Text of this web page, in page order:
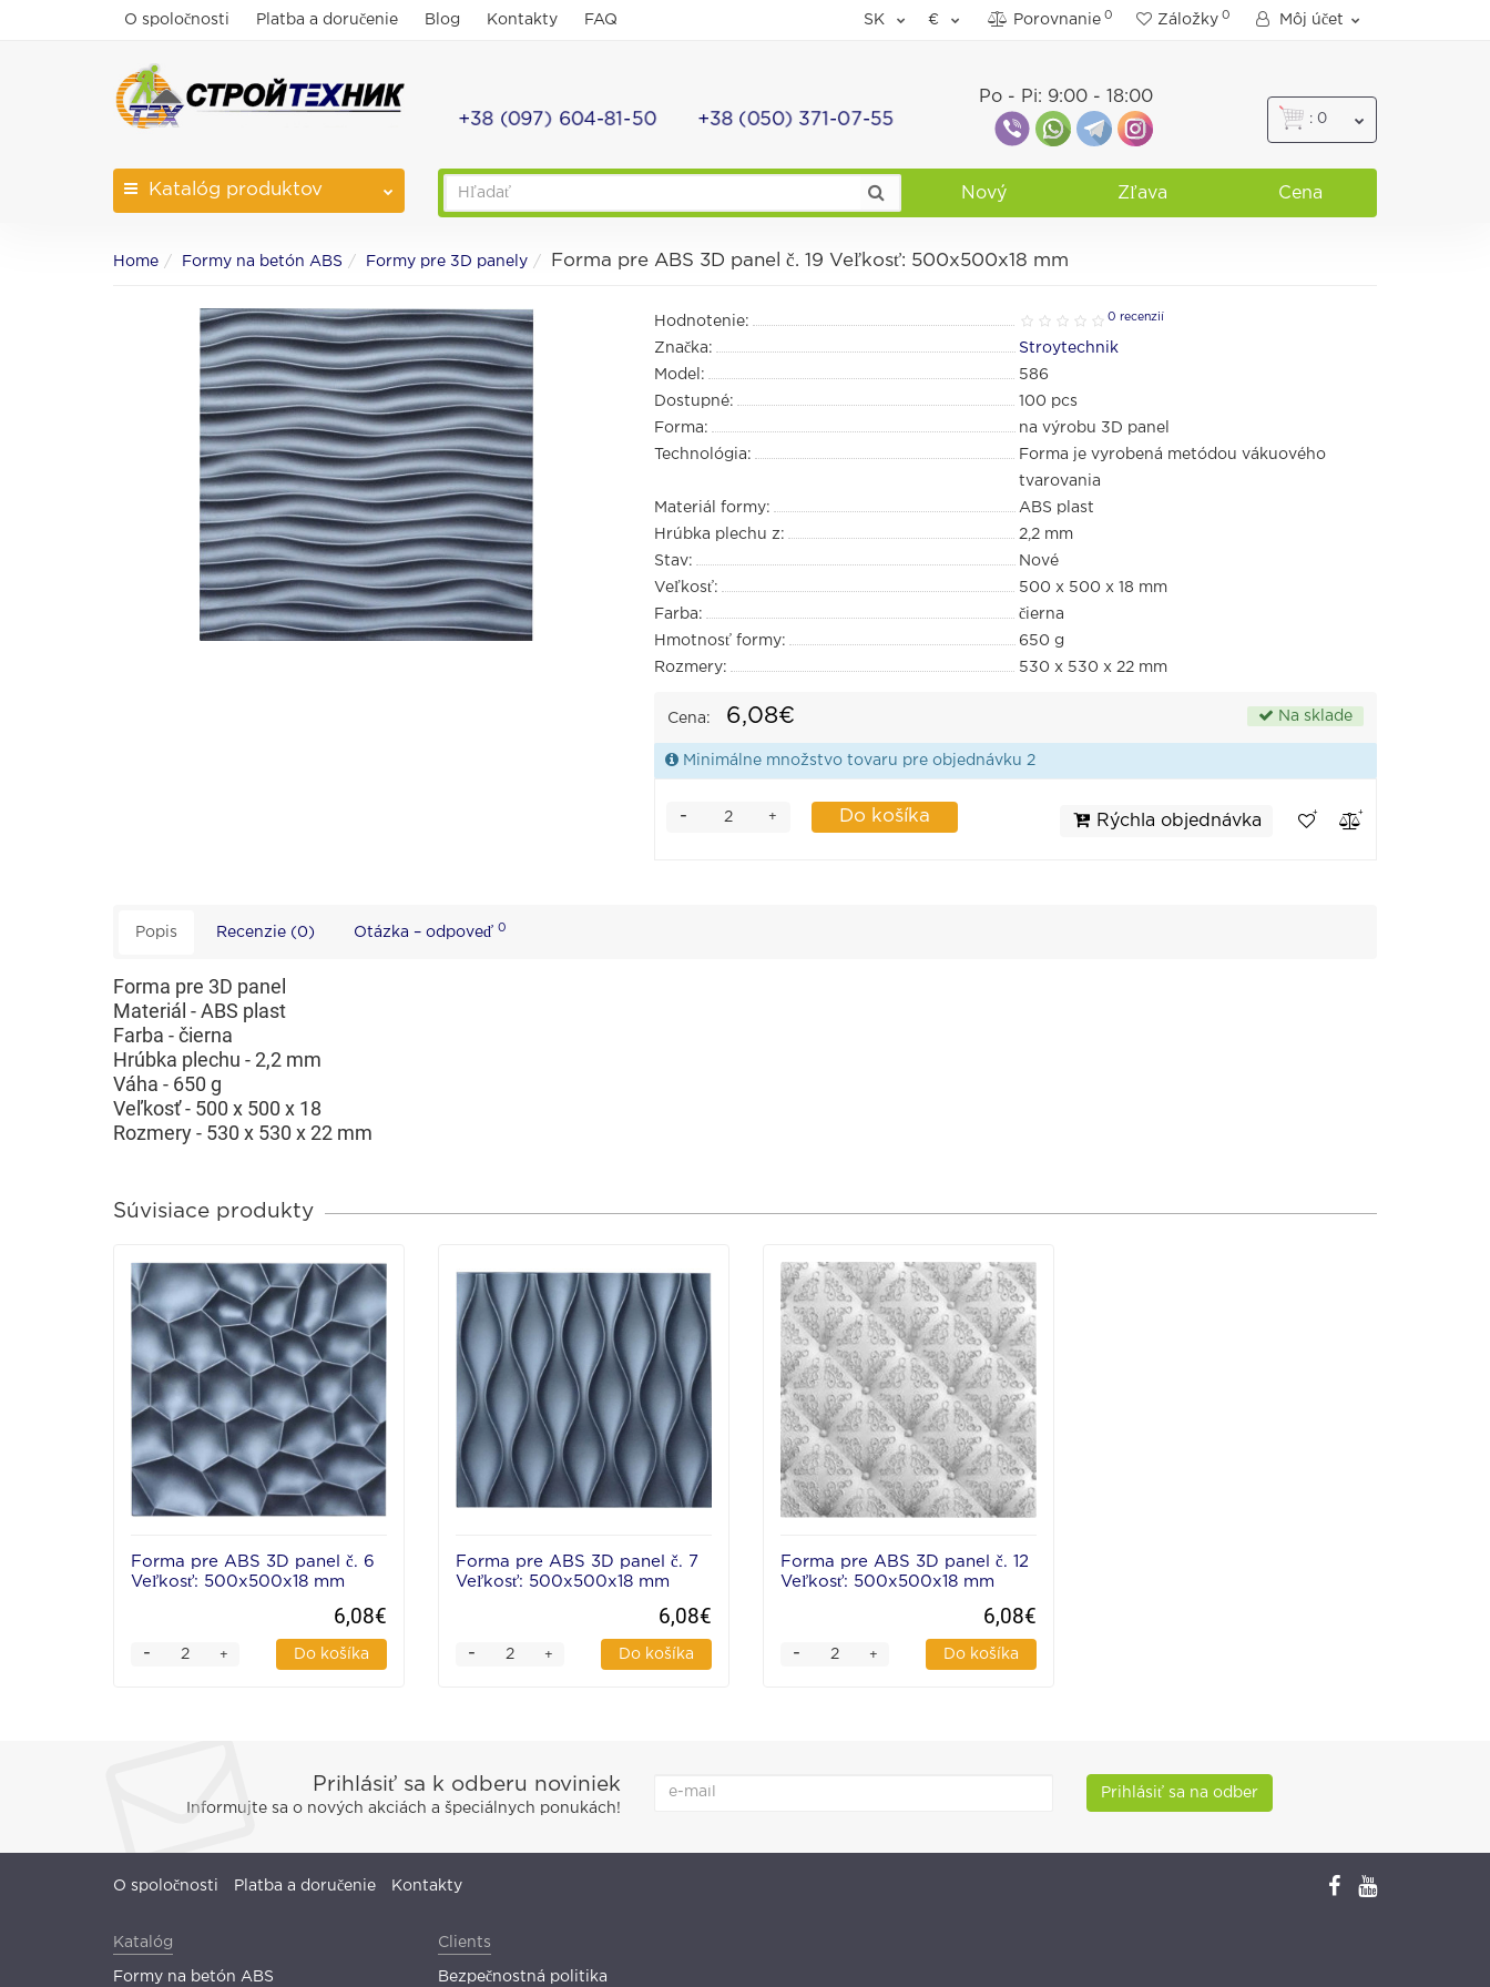
O spoločnosti Platba a doručenie Blog Kontakty FAQ SK € Porovnanie 0 Záložky 0 Môj účet
+38 (097) 604-81-50 +38 (050) 371-07-55
Po - Pi: 9:00 - 18:00
: 0
Katalóg produktov Nový Zľava Cena
Home Formy na betón ABS Formy pre 3D panely Forma pre ABS 3D panel č. 19 Veľkosť: 500x500x18 mm
Hodnotenie: 0 recenzií
Značka:
Stroytechnik
Model:
586
Dostupné:
100 pcs
Forma:
na výrobu 3D panel
Technológia:
Forma je vyrobená metódou vákuového
tvarovania
Materiál formy:
ABS plast
Hrúbka plechu z:
2,2 mm
Stav:
Nové
Veľkosť:
500 x 500 x 18 mm
Farba:
čierna
Hmotnosť formy:
650 g
Rozmery:
530 x 530 x 22 mm
Cena: 6,08€ Na sklade
Minimálne množstvo tovaru pre objednávku 2
+
- Do košíka Rýchla objednávka
Popis Recenzie (0) Otázka – odpoveď 0
Forma pre 3D panel
Materiál - ABS plast
Farba - čierna
Hrúbka plechu - 2,2 mm
Váha - 650 g
Veľkosť - 500 x 500 x 18
Rozmery - 530 x 530 x 22 mm
Súvisiace produkty
Forma pre ABS 3D panel č. 6
Veľkosť: 500x500x18 mm
6,08€
+
- Do košíka
Forma pre ABS 3D panel č. 7
Veľkosť: 500x500x18 mm
6,08€
+
- Do košíka
Forma pre ABS 3D panel č. 12
Veľkosť: 500x500x18 mm
6,08€
+
- Do košíka
Prihlásiť sa k odberu noviniek
Informujte sa o nových akciách a špeciálnych ponukách!
Prihlásiť sa na odber
O spoločnosti Platba a doručenie Kontakty
Katalóg
Formy na betón ABS
Clients
Bezpečnostná politika